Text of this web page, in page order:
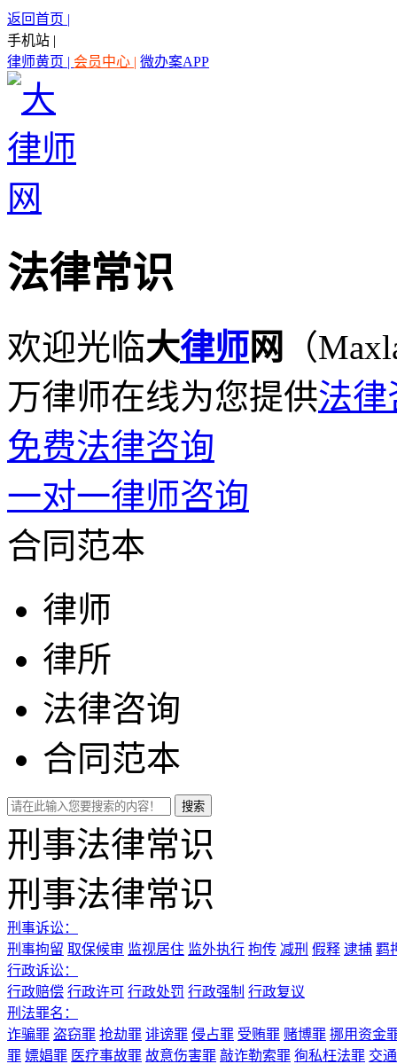
返回首页 |
手机站 |
律师黄页 | 会员中心 | 微办案APP
法律常识
欢迎光临大律师网
（
万律师在线为您提供法律
免费法律咨询
一对一律师咨询
合同范本
律师
律所
法律咨询
合同范本
刑事法律常识
刑事法律常识
刑事诉讼：
刑事拘留 取保候审 监视居住 监外执行 拘传 减刑 假释 逮捕 羁
行政诉讼：
行政赔偿 行政许可 行政处罚 行政强制 行政复议
刑法罪名：
诈骗罪 盗窃罪 抢劫罪 诽谤罪 侵占罪 受贿罪 赌博罪 挪用资金
罪 嫖娼罪 医疗事故罪 故意伤害罪 敲诈勒索罪 徇私枉法罪 交